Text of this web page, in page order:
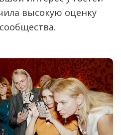
высокую оценку